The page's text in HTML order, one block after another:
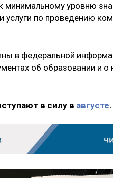
минимальному уровню
услуги по проведению
в федеральной
об образовании и о
в силу в августе.